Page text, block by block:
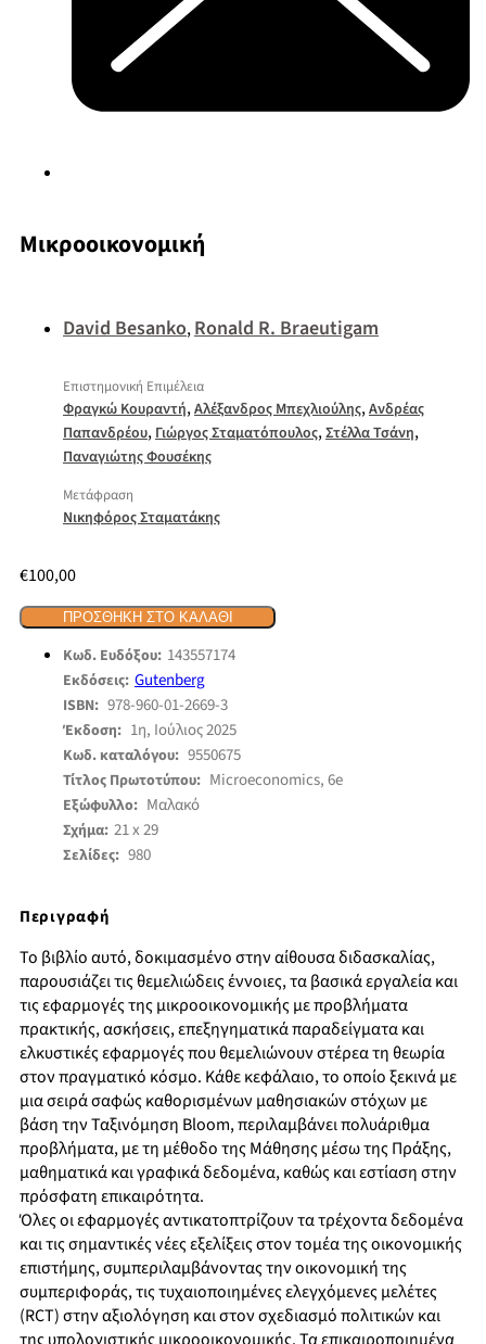
Μικροοικονομική
David Besanko,Ronald R. Braeutigam
Επιστημονική Επιμέλεια
Φραγκώ Κουραντή,Αλέξανδρος Μπεχλιούλης,Ανδρέας
Παπανδρέου,Γιώργος Σταματόπουλος,Στέλλα Τσάνη,
Παναγιώτης Φουσέκης
Μετάφραση
Νικηφόρος Σταματάκης
€100,00
ΠΡΟΣΘΉΚΗ ΣΤΟ ΚΑΛΆΘΙ
Κωδ. Ευδόξου: 143557174
Εκδόσεις: Gutenberg
ISBN: 978-960-01-2669-3
Έκδοση: 1η, Ιούλιος 2025
Κωδ. καταλόγου: 9550675
Τίτλος Πρωτοτύπου: Microeconomics, 6e
Εξώφυλλο: Μαλακό
Σχήμα: 21 x 29
Σελίδες: 980
Περιγραφή
Το βιβλίο αυτό, δοκιμασμένο στην αίθουσα διδασκαλίας,
παρουσιάζει τις θεμελιώδεις έννοιες, τα βασικά εργαλεία και
τις εφαρμογές της μικροοικονομικής με προβλήματα
πρακτικής, ασκήσεις, επεξηγηματικά παραδείγματα και
ελκυστικές εφαρμογές που θεμελιώνουν στέρεα τη θεωρία
στον πραγματικό κόσμο. Κάθε κεφάλαιο, το οποίο ξεκινά με
μια σειρά σαφώς καθορισμένων μαθησιακών στόχων με
βάση την Ταξινόμηση Bloom, περιλαμβάνει πολυάριθμα
προβλήματα, με τη μέθοδο της Μάθησης μέσω της Πράξης,
μαθηματικά και γραφικά δεδομένα, καθώς και εστίαση στην
πρόσφατη επικαιρότητα.
Όλες οι εφαρμογές αντικατοπτρίζουν τα τρέχοντα δεδομένα
και τις σημαντικές νέες εξελίξεις στον τομέα της οικονομικής
επιστήμης, συμπεριλαμβάνοντας την οικονομική της
συμπεριφοράς, τις τυχαιοποιημένες ελεγχόμενες μελέτες
(RCT) στην αξιολόγηση και στον σχεδιασμό πολιτικών και